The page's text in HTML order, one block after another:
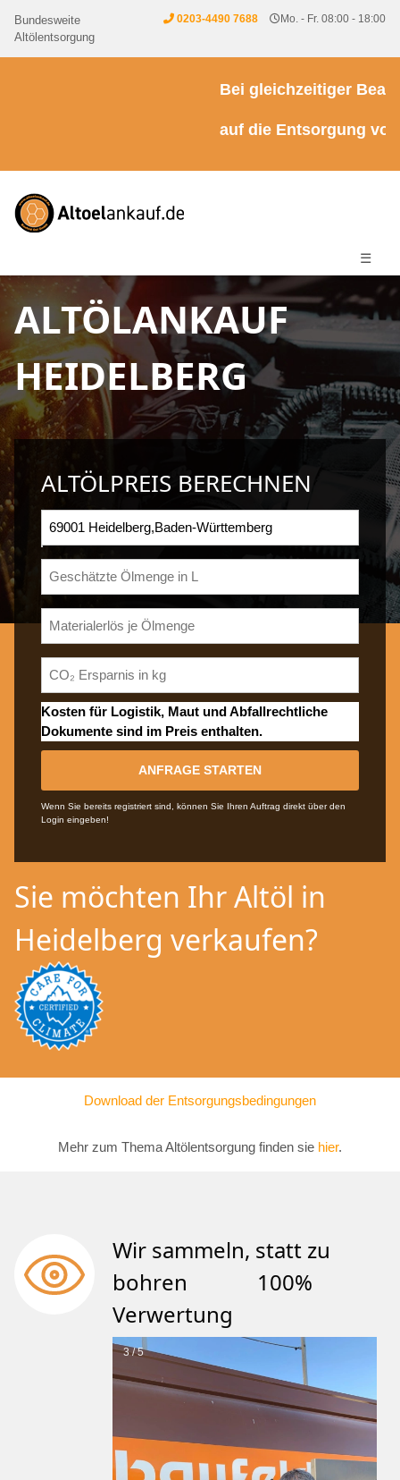
Bundesweite
Altölentsorgung
0203-4490 7688 Mo. - Fr. 08:00 - 18:00
Bei gleichzeitiger
auf die Entsorgung von
☰
ALTÖLANKAUF
HEIDELBERG
ALTÖLPREIS BERECHNEN
Kosten für Logistik, Maut und Abfallrechtliche
Dokumente sind im Preis enthalten.
ANFRAGE STARTEN
Wenn Sie bereits registriert sind, können Sie Ihren Auftrag direkt über den
Login eingeben!
Sie möchten Ihr Altöl in
Heidelberg verkaufen?
Download der Entsorgungsbedingungen
Mehr zum Thema Altölentsorgung finden sie hier.
Wir sammeln, statt zu
bohren 100%
Verwertung
3 / 5